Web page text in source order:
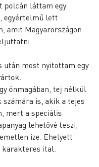
polcán láttam egy
egyértelmű lett
amit Magyarországon
után most nyitottam egy
önmagában, tej nélkül
számára is, akik a tejes
mert a speciális
lehetővé teszi,
íze. Ehelyett
karakteres ital.